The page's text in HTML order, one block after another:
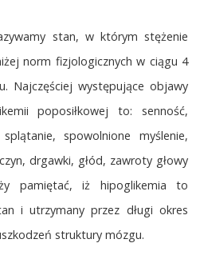
stan, w którym stężenie
norm fizjologicznych w ciągu 4
Najczęściej występujące objawy
poposiłkowej to: senność,
spowolnione myślenie,
drgawki, głód, zawroty głowy
pamiętać, iż hipoglikemia to
i utrzymany przez długi okres
struktury mózgu.